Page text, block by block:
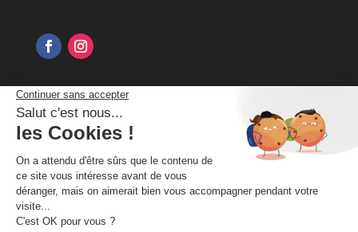
Inscrivez-vous à notre newsletter pour
recevoir nos bons plans et